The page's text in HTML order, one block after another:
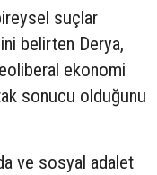
suçlar
belirten Derya,
ekonomi
sonucu olduğunu
ve sosyal adalet